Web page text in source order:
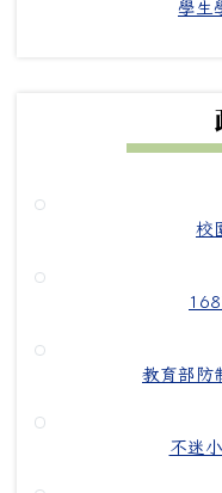
學生
校
教育部防
不迷